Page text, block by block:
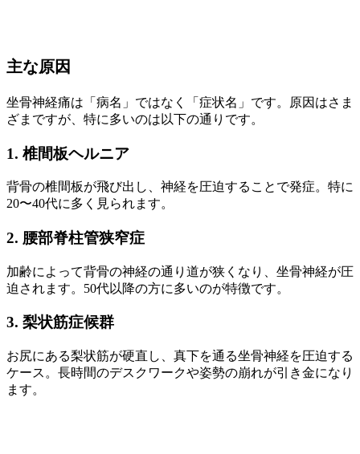
主な原因
坐骨神経痛は「病名」ではなく「症状名」です。原因はさま
ざまですが、特に多いのは以下の通りです。
1. 椎間板ヘルニア
背骨の椎間板が飛び出し、神経を圧迫することで発症。特に
20〜40代に多く見られます。
2. 腰部脊柱管狭窄症
加齢によって背骨の神経の通り道が狭くなり、坐骨神経が圧
迫されます。50代以降の方に多いのが特徴です。
3. 梨状筋症候群
お尻にある梨状筋が硬直し、真下を通る坐骨神経を圧迫する
ケース。長時間のデスクワークや姿勢の崩れが引き金になり
ます。